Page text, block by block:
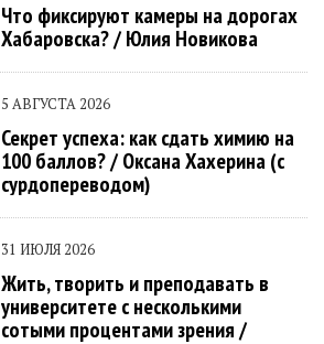
Что фиксируют камеры на дорогах
Хабаровска? / Юлия Новикова
5 АВГУСТА 2026
Секрет успеха: как сдать химию на
100 баллов? / Оксана Хахерина (с
сурдопереводом)
31 ИЮЛЯ 2026
Жить, творить и преподавать в
университете с несколькими
сотыми процентами зрения /